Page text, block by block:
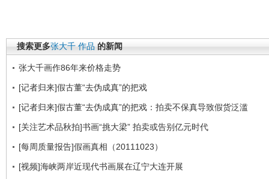
搜索更多张大千 作品 的新闻
张大千画作86年来价格走势
[记者归来]假古董“去伪成真”的把戏
[记者归来]假古董“去伪成真”的把戏：拍卖不保真导致假货泛滥
[关注艺术品秋拍]书画“挑大梁” 拍卖或告别亿元时代
[每周质量报告]假画真相（20111023）
[视频]海峡两岸近现代书画展在辽宁大连开展